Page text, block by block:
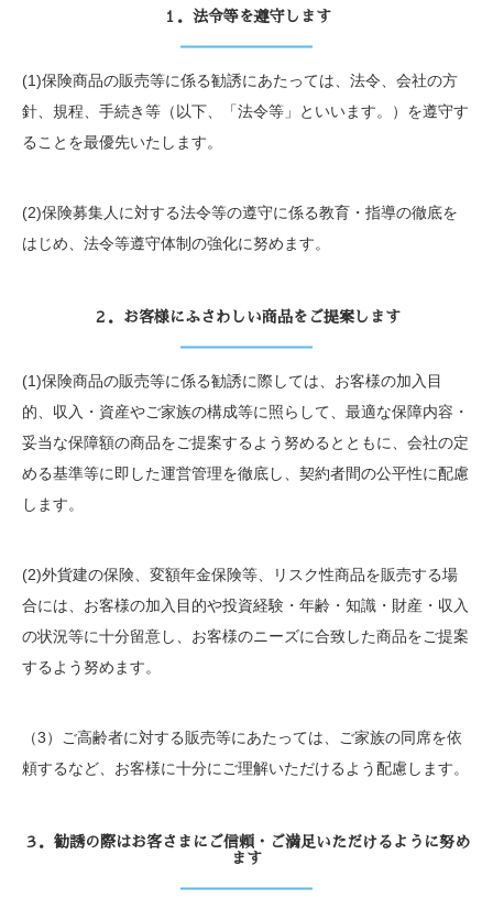
１．法令等を遵守します
(1)保険商品の販売等に係る勧誘にあたっては、法令、会社の方
針、規程、手続き等（以下、「法令等」といいます。）を遵守す
ることを最優先いたします。
(2)保険募集人に対する法令等の遵守に係る教育・指導の徹底を
はじめ、法令等遵守体制の強化に努めます。
２．お客様にふさわしい商品をご提案します
(1)保険商品の販売等に係る勧誘に際しては、お客様の加入目
的、収入・資産やご家族の構成等に照らして、最適な保障内容・
妥当な保障額の商品をご提案するよう努めるとともに、会社の定
める基準等に即した運営管理を徹底し、契約者間の公平性に配慮
します。
(2)外貨建の保険、変額年金保険等、リスク性商品を販売する場
合には、お客様の加入目的や投資経験・年齢・知識・財産・収入
の状況等に十分留意し、お客様のニーズに合致した商品をご提案
するよう努めます。
（3）ご高齢者に対する販売等にあたっては、ご家族の同席を依
頼するなど、お客様に十分にご理解いただけるよう配慮します。
３．勧誘の際はお客さまにご信頼・ご満足いただけるように努め
ます